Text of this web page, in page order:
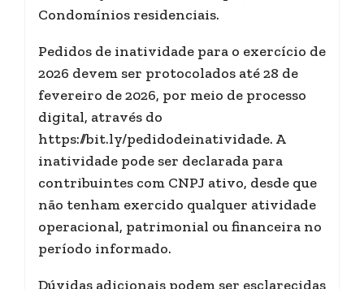
Condomínios residenciais.
Pedidos de inatividade para o exercício de
2026 devem ser protocolados até 28 de
fevereiro de 2026, por meio de processo
digital, através do
https://bit.ly/pedidodeinatividade. A
inatividade pode ser declarada para
contribuintes com CNPJ ativo, desde que
não tenham exercido qualquer atividade
operacional, patrimonial ou financeira no
período informado.
Dúvidas adicionais podem ser esclarecidas